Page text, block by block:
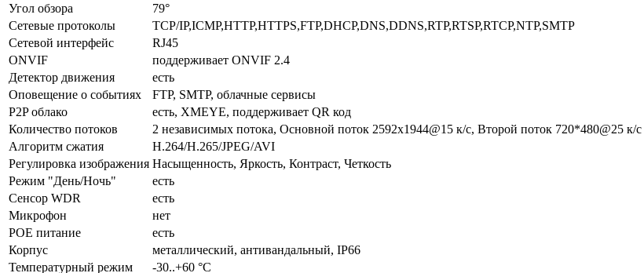
Угол обзора
79°
Сетевые протоколы
TCP/IP,ICMP,HTTP,HTTPS,FTP,DHCP,DNS,DDNS,RTP,RTSP,RTCP,NTP,SMTP
Сетевой интерфейс
RJ45
ONVIF
поддерживает ONVIF 2.4
Детектор движения
есть
Оповещение о событиях
FTP, SMTP, облачные сервисы
P2P облако
есть, XMEYE, поддерживает QR код
Количество потоков
2 независимых потока, Основной поток 2592х1944@15 к/с, Второй поток 720*480@25 к/с
Алгоритм сжатия
H.264/H.265/JPEG/AVI
Регулировка изображения Насыщенность, Яркость, Контраст, Четкость
Режим "День/Ночь"
есть
Сенсор WDR
есть
Микрофон
нет
POE питание
есть
Корпус
металлический, антивандальный, IP66
Температурный режим
-30..+60 °С